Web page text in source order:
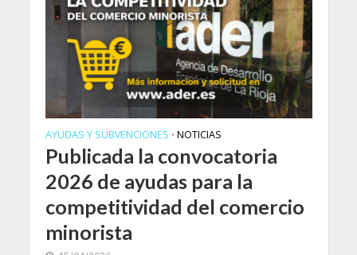
AYUDAS Y SUBVENCIONES • NOTICIAS
Publicada la convocatoria
2026 de ayudas para la
competitividad del comercio
minorista